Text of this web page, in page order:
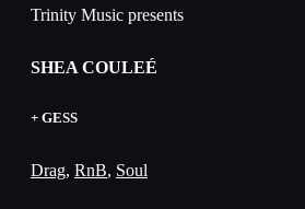
Trinity Music presents
SHEA COULEÉ
+ GESS
Drag, RnB, Soul